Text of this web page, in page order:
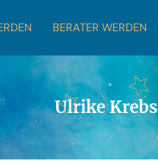
BERATER WERDEN
Ulrike Krebs